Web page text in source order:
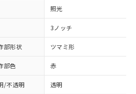
照光
3ノッチ
部形状 ツマミ形
部色 赤
/不透明 透明